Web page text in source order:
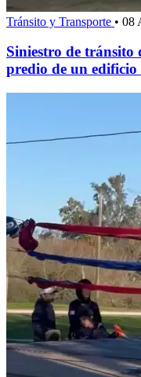
Tránsito y Transporte • 08
Siniestro de
predio de un edificio